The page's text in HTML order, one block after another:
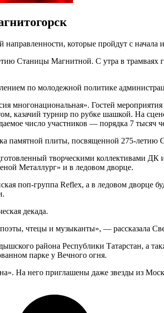
которые пройдут с
Станицы Магнитной. С утра в трамваях
по молодежной политике
многонациональная». Гостей мероприятия
казачий турнир по рубке шашкой. На
число участников — порядка 7 тысяч
памятной плиты, посвященной 275-
творческими коллективами
Металлург» и в ледовом дворце.
поп-группа Reflex, а в ледовом дворце
декада.
чтецы и музыканты», — рассказала
района Республики Татарстан, а
парке у Вечного огня.
На него приглашены даже звезды из